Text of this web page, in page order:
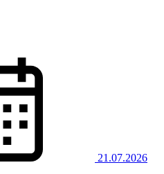
21.07.2026